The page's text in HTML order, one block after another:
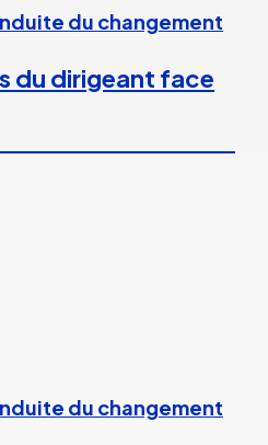
du changement
du dirigeant face
du changement